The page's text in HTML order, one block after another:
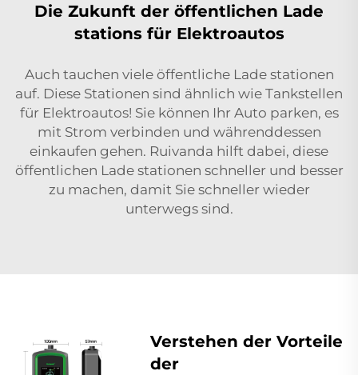
Die Zukunft der öffentlichen Lade
stations für Elektroautos
Auch tauchen viele öffentliche Lade stationen
auf. Diese Stationen sind ähnlich wie Tankstellen
für Elektroautos! Sie können Ihr Auto parken, es
mit Strom verbinden und währenddessen
einkaufen gehen. Ruivanda hilft dabei, diese
öffentlichen Lade stationen schneller und besser
zu machen, damit Sie schneller wieder
unterwegs sind.
Verstehen der Vorteile
der